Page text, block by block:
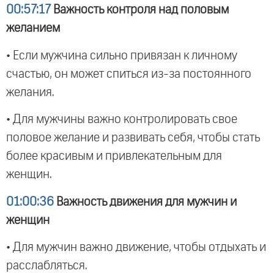
00:57:17 Важность контроля над половым
желанием
• Если мужчина сильно привязан к личному
счастью, он может спиться из-за постоянного
желания.
• Для мужчины важно контролировать свое
половое желание и развивать себя, чтобы стать
более красивым и привлекательным для
женщин.
01:00:36 Важность движения для мужчин и
женщин
• Для мужчин важно движение, чтобы отдыхать и
расслабляться.